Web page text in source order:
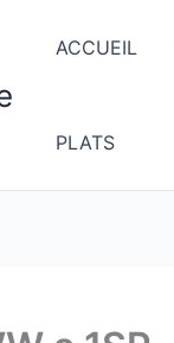
ACCUEIL
PLATS